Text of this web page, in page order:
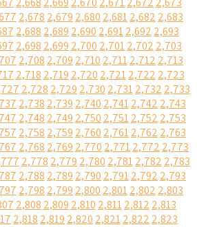
2,678 2,679 2,680 2,6812,682 2,683
2,688 2,689 2,690 2,6912,692 2,693
2,698 2,699 2,700 2,7012,702 2,703
2,708 2,709 2,710 2,7112,712 2,713
2,718 2,719 2,720 2,7212,722 2,723
2,728 2,729 2,730 2,7312,732 2,733
2,738 2,739 2,740 2,7412,742 2,743
2,748 2,749 2,750 2,7512,752 2,753
2,758 2,759 2,760 2,7612,762 2,763
2,768 2,769 2,770 2,7712,772 2,773
2,778 2,779 2,780 2,7812,782 2,783
2,788 2,789 2,790 2,7912,792 2,793
2,798 2,799 2,800 2,8012,802 2,803
2,808 2,809 2,810 2,8112,812 2,813
2,818 2,819 2,820 2,8212,822 2,823